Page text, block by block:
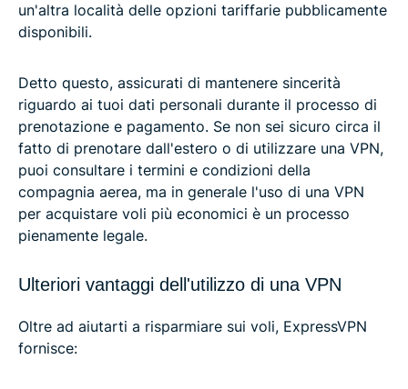
un'altra località delle opzioni tariffarie pubblicamente
disponibili.
Detto questo, assicurati di mantenere sincerità
riguardo ai tuoi dati personali durante il processo di
prenotazione e pagamento. Se non sei sicuro circa il
fatto di prenotare dall'estero o di utilizzare una VPN,
puoi consultare i termini e condizioni della
compagnia aerea, ma in generale l'uso di una VPN
per acquistare voli più economici è un processo
pienamente legale.
Ulteriori vantaggi dell'utilizzo di una VPN
Oltre ad aiutarti a risparmiare sui voli, ExpressVPN
fornisce: